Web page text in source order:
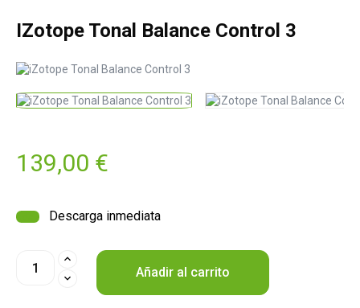
IZotope Tonal Balance Control 3
139,00 €
Descarga inmediata
Añadir al carrito